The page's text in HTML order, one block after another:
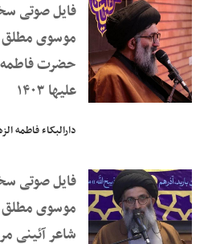
فایل صوتی سخنرانی استاد
موسوی مطلق در روز شهادت
حضرت فاطمه معصومه سلام الله
علیها ۱۴۰۳
فایل صوتی سخنرانی استاد
موسوی مطلق در آئین نکوداشت
شاعر آئینی مرحوم یغمای جندقی